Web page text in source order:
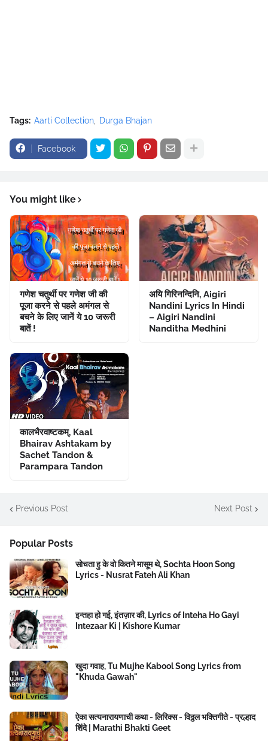
Tags: Aarti Collection Durga Bhajan
Facebook
You might like
गणेश चतुर्थी पर गणेश जी की
पूजा करने से पहले अमंगल से
बचने के लिए जानें ये 10 जरूरी
बातें !
अयि गिरिनन्दिनि, Aigiri
Nandini Lyrics In Hindi
– Aigiri Nandini
Nanditha Medhini
कालभैरवाष्टकम्, Kaal
Bhairav Ashtakam by
Sachet Tandon &
Parampara Tandon
Previous Post Next Post
Popular Posts
सोचता हु के वो कितने मासूम थे, Sochta Hoon Song
Lyrics - Nusrat Fateh Ali Khan
इन्तहा हो गई, इंतज़ार की, Lyrics of Inteha Ho Gayi
Intezaar Ki | Kishore Kumar
खुदा गवाह, Tu Mujhe Kabool Song Lyrics from
"Khuda Gawah"
ऐका सत्यनारायणाची कथा - लिरिक्स - विठ्ठल भक्तिगीते - प्रल्हाद
शिंदे | Marathi Bhakti Geet